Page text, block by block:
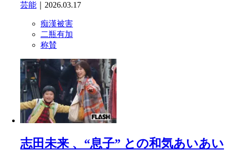
芸能 ｜2026.03.17
痴漢被害
二瓶有加
称賛
志田未来 、“息子” との和気あいあい